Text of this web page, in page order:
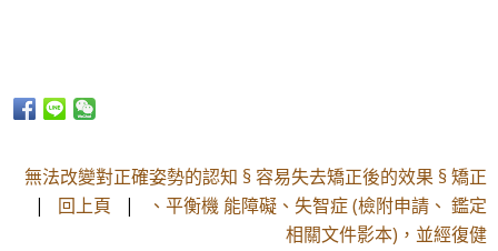
無法改變對正確姿勢的認知 § 容易失去矯正後的效果 § 矯正
| 回上頁 |
、平衡機 能障礙、失智症 (檢附申請、 鑑定
相關文件影本)，並經復健